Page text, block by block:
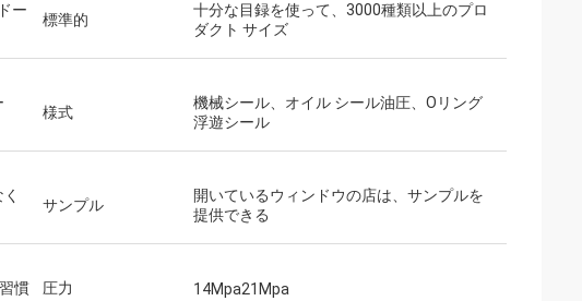
カーロ
者および専門の提案を与える
ー
標準的
十分な目録を使って、3000種類以上のプロ
ダクト サイズ
様式
機械シール、オイル シール油圧、Oリング
浮遊シール
サンプル
開いているウィンドウの店は、サンプルを
提供できる
慣 圧力 14Mpa21Mpa